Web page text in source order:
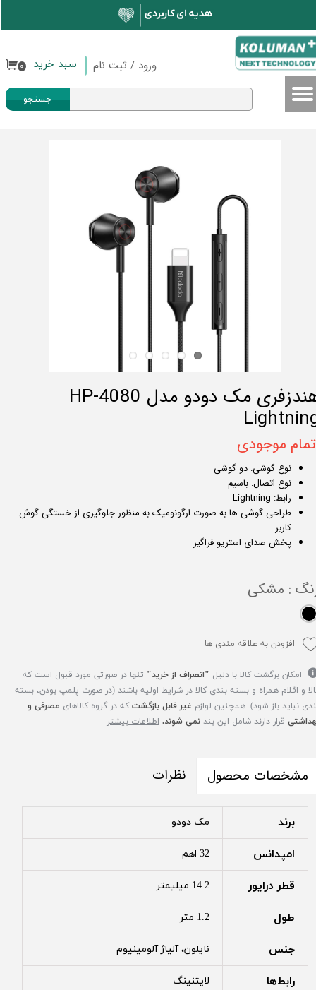
ورود / ثبت نام
حساب کاربری من
تغییر گذر واژه
سفارشات
جستجو
۰ سبد خرید
هندزفری مک دودو مدل HP-4080
موجودی
نوع گوشی: دو گوشی
نوع اتصال: باسیم
رابط: Lightning
طراحی گوشی ها به صورت ارگونومیک به منظور جلوگیری از خستگی گوش
کاربر
پخش صدای استریو فراگیر
: مشکی
افزودن به علاقه مندی ها
امکان برگشت کالا با دلیل "انصراف از خرید" تنها در صورتی مورد قبول است که
و اقلام همراه و بسته بندی کالا در شرایط اولیه باشند (در صورت پلمپ بودن، بسته
نباید باز شود). همچنین لوازم غیر قابل بازگشت که در گروه کالاهای مصرفی و
قرار دارند شامل این بند نمی شوند. اطلاعات بیشتر
مشخصات محصول نظرات
برند مک دودو
امپدانس 32 اهم
قطر درایور 14.2 میلیمتر
طول 1.2 متر
جنس نایلون، آلیاژ آلومینیوم
رابط‌ها لایتنینگ